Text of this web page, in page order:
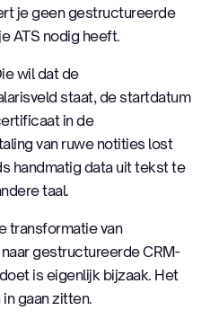
je geen gestructureerde
ATS nodig heeft.
wil dat de
staat, de startdatum
in de
van ruwe notities lost
handmatig data uit tekst te
taal.
transformatie van
gestructureerde CRM-
is eigenlijk bijzaak. Het
gaan zitten.